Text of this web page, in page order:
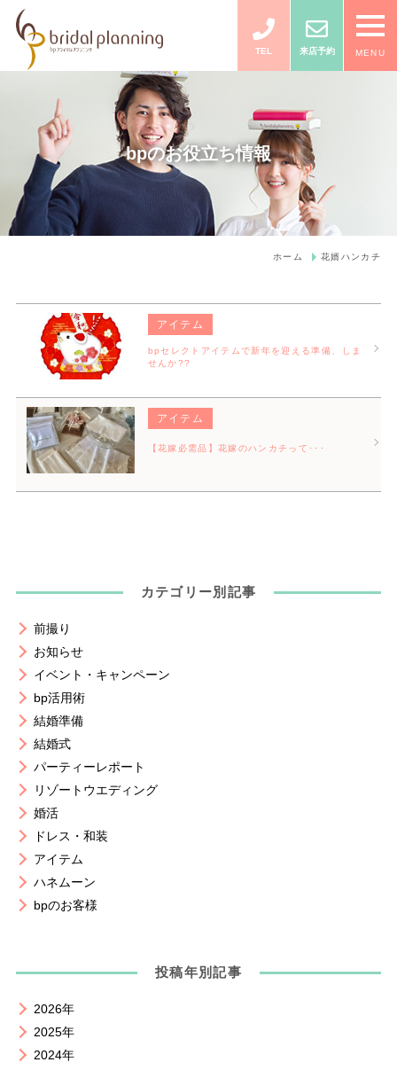
TEL 来店予約 MENU
bpのお役立ち情報
ホーム 花婿ハンカチ
アイテム
bpセレクトアイテムで新年を迎える準備、しま
せんか??
アイテム
【花嫁必需品】花嫁のハンカチって･･･
カテゴリー別記事
前撮り
お知らせ
イベント・キャンペーン
bp活用術
結婚準備
結婚式
パーティーレポート
リゾートウエディング
婚活
ドレス・和装
アイテム
ハネムーン
bpのお客様
投稿年別記事
2026年
2025年
2024年